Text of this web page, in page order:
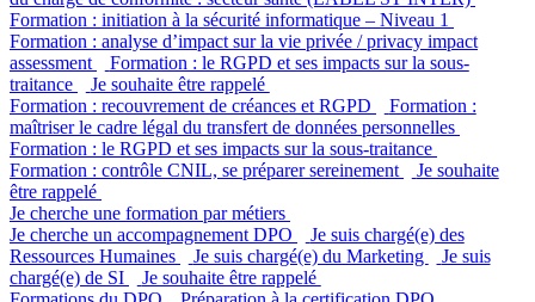
Formation : initiation à la sécurité informatique – Niveau 1
Formation : analyse d’impact sur la vie privée / privacy impact
assessment
Formation : le RGPD et ses impacts sur la sous-
traitance
Je souhaite être rappelé
Formation : recouvrement de créances et RGPD
Formation :
maîtriser le cadre légal du transfert de données personnelles
Formation : le RGPD et ses impacts sur la sous-traitance
Formation : contrôle CNIL, se préparer sereinement
Je souhaite
être rappelé
Je cherche une formation par métiers
Je cherche un accompagnement DPO
Je suis chargé(e) des
Ressources Humaines
Je suis chargé(e) du Marketing
Je suis
chargé(e) de SI
Je souhaite être rappelé